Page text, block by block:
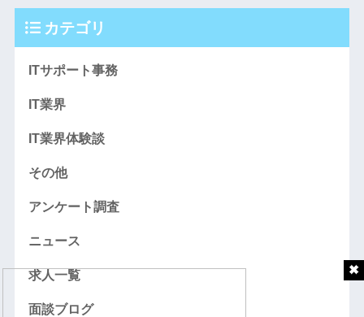
カテゴリ
ITサポート事務
IT業界
IT業界体験談
その他
アンケート調査
ニュース
求人一覧
面談ブログ